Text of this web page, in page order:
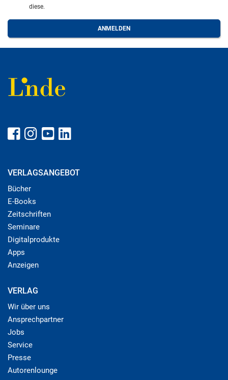
diese.
VERLAGSANGEBOT
Bücher
E-Books
Zeitschriften
Seminare
Digitalprodukte
Apps
Anzeigen
VERLAG
Wir über uns
Ansprechpartner
Jobs
Service
Presse
Autorenlounge